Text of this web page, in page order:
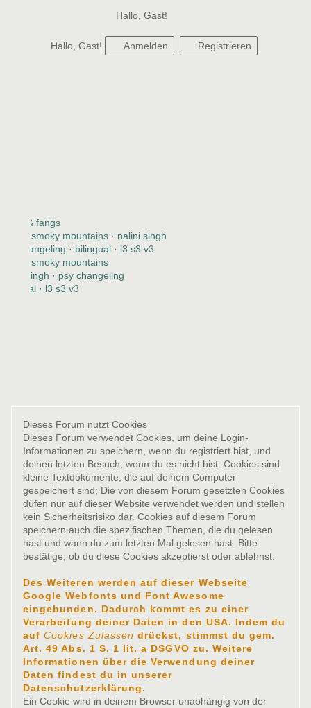
Hallo, Gast!
Hallo, Gast! Anmelden Registrieren
claws & fangs
2123 · smoky mountains · nalini singh
psy changeling · bilingual · l3 s3 v3
2123 · smoky mountains
nalini singh · psy changeling
bilingual · l3 s3 v3
Dieses Forum nutzt Cookies
Dieses Forum verwendet Cookies, um deine Login-
Informationen zu speichern, wenn du registriert bist, und
deinen letzten Besuch, wenn du es nicht bist. Cookies sind
kleine Textdokumente, die auf deinem Computer
gespeichert sind; Die von diesem Forum gesetzten Cookies
düfen nur auf dieser Website verwendet werden und stellen
kein Sicherheitsrisiko dar. Cookies auf diesem Forum
speichern auch die spezifischen Themen, die du gelesen
hast und wann du zum letzten Mal gelesen hast. Bitte
bestätige, ob du diese Cookies akzeptierst oder ablehnst.
Des Weiteren werden auf dieser Webseite
Google Webfonts und Font Awesome
eingebunden. Dadurch kommt es zu einer
Verarbeitung deiner Daten in den USA. Indem du
aufCookies Zulassen drückst, stimmst du gem.
Art. 49 Abs. 1 S. 1 lit. a DSGVO zu. Weitere
Informationen über die Verwendung deiner
Daten findest du in unserer
Datenschutzerklärung.
Ein Cookie wird in deinem Browser unabhängig von der